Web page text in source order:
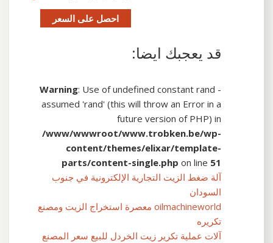
احصل على السعر
قد يعجبك ايضا:
Warning: Use of undefined constant rand -
assumed 'rand' (this will throw an Error in a
future version of PHP) in
/www/wwwroot/www.trobken.be/wp-
content/themes/elixar/template-
parts/content-single.php on line 51
آلة ضغط الزيت التجارية الإلكترونية في جنوب
السودان
oilmachineworld معصرة استخراج الزيت ومصنع
تكريره
آلات عملية تكرير زيت الخردل للبيع سعر المصنع